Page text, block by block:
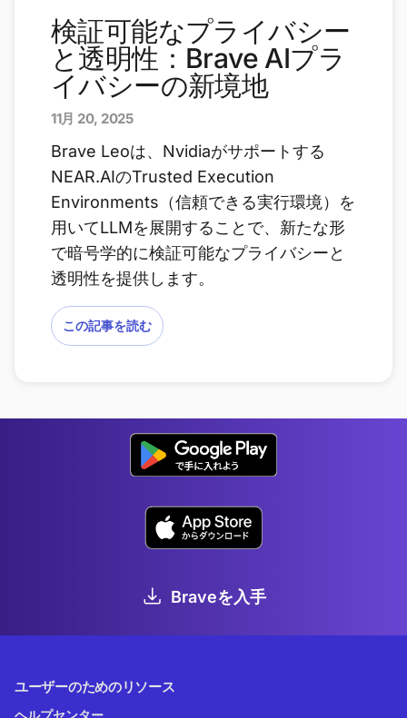
検証可能なプライバシー
と透明性：Brave AIプラ
イバシーの新境地
11月 20, 2025
Brave Leoは、Nvidiaがサポートする
NEAR.AIのTrusted Execution
Environments（信頼できる実行環境）を
用いてLLMを展開することで、新たな形
で暗号学的に検証可能なプライバシーと
透明性を提供します。
この記事を読む
Braveを入手
ユーザーのためのリソース